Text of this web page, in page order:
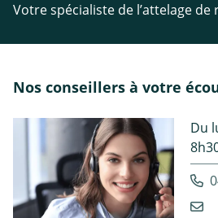
Votre spécialiste de l’attelage
Nos conseillers à votre
Du